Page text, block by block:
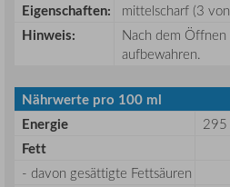
Eigenschaften: mittelscharf (3
Hinweis:
Nach dem Öffnen
aufbewahren.
Nährwerte pro 100 ml
Energie
295
Fett
- davon gesättigte Fettsäuren